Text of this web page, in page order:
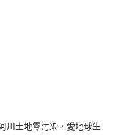
川土地零污染，愛地球生